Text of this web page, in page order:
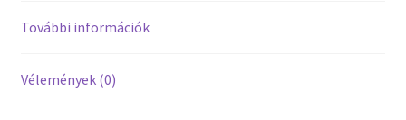
További információk
Vélemények (0)